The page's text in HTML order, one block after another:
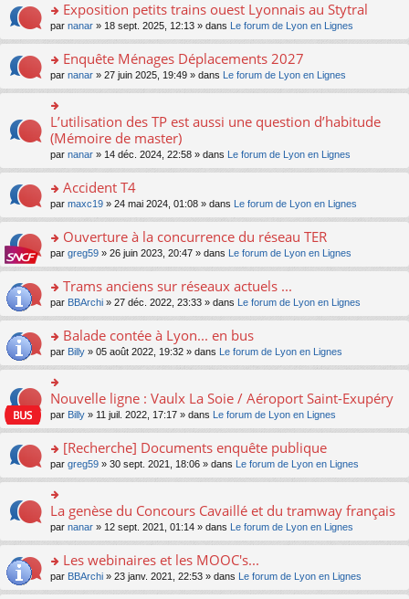
ult
er
le
m
e
s
g
e
n
o
lu
le
pl
u
s
e
nt
o
n
ult
er
le
m
s
a
e
n
o
lu
le
pl
u
s
e
nt
Exposition petits trains ouest Lyonnais au Stytral
par nanar » 18 sept. 2025, 12:13 » dans Le forum de Lyon en Lignes
o
n
s
ult
er
le
m
e
s
a
e
n
o
lu
le
pl
u
s
c
nt
Enquête Ménages Déplacements 2027
par nanar » 27 juin 2025, 19:49 » dans Le forum de Lyon en Lignes
n
s
ult
er
le
m
e
s
a
g
e
n
lu
le
pl
u
s
c
e
nt
L’utilisation des TP est aussi une question d’habitude
(Mémoire de master)
par nanar » 14 déc. 2024, 22:58 » dans Le forum de Lyon en Lignes
o
n
ult
er
le
m
e
a
g
e
n
o
lu
pl
u
s
ré
c
e
nt
Accident T4
par maxc19 » 24 mai 2024, 01:08 » dans Le forum de Lyon en Lignes
o
n
ult
er
le
m
e
s
g
e
n
o
lu
pl
u
s
ré
e
nt
Ouverture à la concurrence du réseau TER
par greg59 » 26 juin 2023, 20:47 » dans Le forum de Lyon en Lignes
o
n
ult
er
le
m
e
s
g
e
n
o
n
le
u
s
ré
Trams anciens sur réseaux actuels ...
par BBArchi » 27 déc. 2022, 23:33 » dans Le forum de Lyon en Lignes
o
n
s
ult
er
le
m
e
s
a
e
n
o
n
le
Balade contée à Lyon... en bus
par Billy » 05 août 2022, 19:32 » dans Le forum de Lyon en Lignes
o
n
er
le
m
e
s
a
g
e
n
o
Nouvelle ligne : Vaulx La Soie / Aéroport Saint-Exupéry
par Billy » 11 juil. 2022, 17:17 » dans Le forum de Lyon en Lignes
o
n
s
ult
er
le
m
e
s
[Recherche] Documents enquête publique
par greg59 » 30 sept. 2021, 18:06 » dans Le forum de Lyon en Lignes
n
er
le
m
La genèse du Concours Cavaillé et du tramway français
par nanar » 12 sept. 2021, 01:14 » dans Le forum de Lyon en Lignes
o
n
Les webinaires et les MOOC's...
par BBArchi » 23 janv. 2021, 22:53 » dans Le forum de Lyon en Lignes